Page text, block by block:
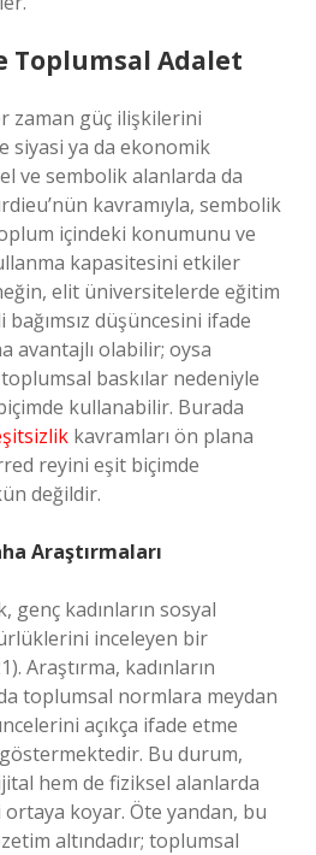
Toplumsal Adalet
zaman güç ilişkilerini
siyasi ya da ekonomik
ve sembolik alanlarda da
kavramıyla, sembolik
içindeki konumunu ve
kapasitesini etkiler
elit üniversitelerde eğitim
düşüncesini ifade
avantajlı olabilir; oysa
baskılar nedeniyle
kullanabilir. Burada
kavramları ön plana
reyini eşit biçimde
değildir.
Araştırmaları
genç kadınların sosyal
inceleyen bir
Araştırma, kadınların
toplumsal normlara meydan
açıkça ifade etme
Bu durum,
hem de fiziksel alanlarda
koyar. Öte yandan, bu
altındadır; toplumsal